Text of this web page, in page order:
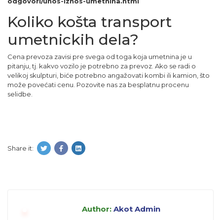
Koliko košta transport
umetnickih dela?
Cena prevoza zavisi pre svega od toga koja umetnina je u
pitanju, tj. kakvo vozilo je potrebno za prevoz. Ako se radi o
velikoj skulpturi, biće potrebno angažovati kombi ili kamion, što
može povećati cenu. Pozovite nas za besplatnu procenu
selidbe
Share it:
Author: Akot Admin